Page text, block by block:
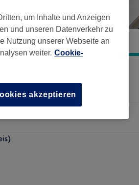
um Inhalte und Anzeigen
und unseren Datenverkehr zu
Nutzung unserer Webseite an
weiter. Cookie-
akzeptieren